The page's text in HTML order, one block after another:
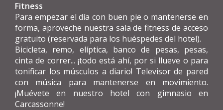
Fitness
Para empezar el día con buen pie o mantenerse en
forma, aproveche nuestra sala de fitness de acceso
gratuito (reservada para los huéspedes del hotel).
Bicicleta, remo, elíptica, banco de pesas, pesas,
cinta de correr... ¡todo está ahí, por si llueve o para
tonificar los músculos a diario! Televisor de pared
con música para mantenerse en movimiento.
¡Muévete en nuestro hotel con gimnasio en
Carcassonne!